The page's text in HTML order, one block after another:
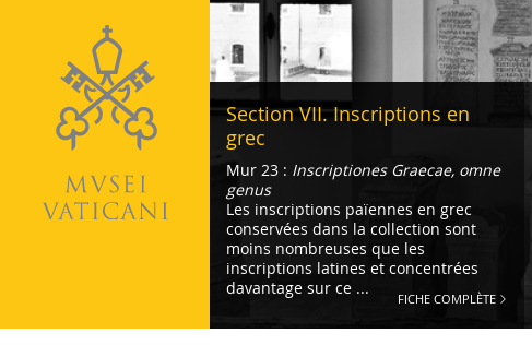
Section VII. Inscriptions en
grec
Mur 23 : Inscriptiones Graecae, omne
genus
Les inscriptions païennes en grec
conservées dans la collection sont
moins nombreuses que les
inscriptions latines et concentrées
davantage sur ce ...
FICHE COMPLÈTE